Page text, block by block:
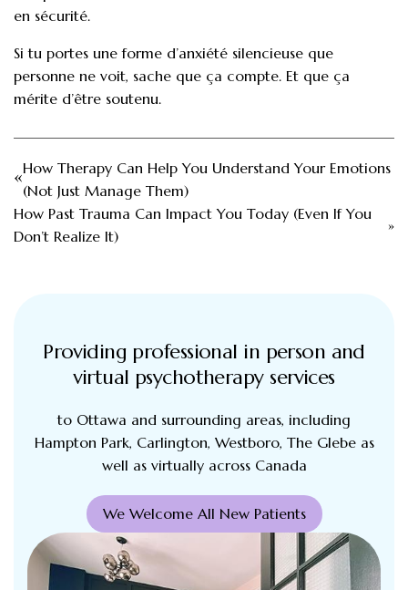
en sécurité.
Si tu portes une forme d’anxiété silencieuse que
personne ne voit, sache que ça compte. Et que ça
mérite d’être soutenu.
How Therapy Can Help You Understand Your Emotions
(Not Just Manage Them)
How Past Trauma Can Impact You Today (Even If You
Don’t Realize It)
Providing professional in person and
virtual psychotherapy services
to Ottawa and surrounding areas, including
Hampton Park, Carlington, Westboro, The Glebe as
well as virtually across Canada
We Welcome All New Patients